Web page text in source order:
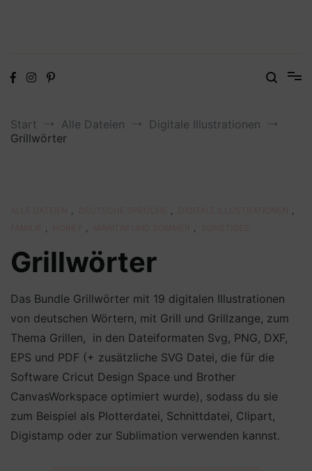
Start Alle Dateien
Digitale Illustrationen
Grillwörter
, ,
,
, , ,
Grillwörter
Das Bundle Grillwörter mit 19 digitalen Illustrationen
von deutschen Wörtern, mit Grill und Grillzange, zum
Thema Grillen, in den Dateiformaten Svg, PNG, DXF,
EPS und PDF (+ zusätzliche SVG Datei, die für die
Software Cricut Design Space und Brother
CanvasWorkspace optimiert wurde), sodass du sie
zum Beispiel als Plotterdatei, Schnittdatei, Clipart,
Digistamp oder zur Sublimation verwenden kannst.